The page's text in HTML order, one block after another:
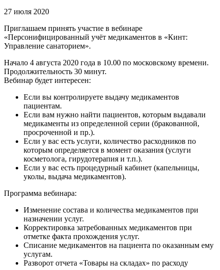
27 июля 2020
Приглашаем принять участие в вебинаре
«Персонифицированный учёт медикаментов в «Кинт:
Управление санаторием».
Начало 4 августа 2020 года в 10.00 по московскому времени.
Продолжительность 30 минут.
Вебинар будет интересен:
Если вы контролируете выдачу медикаментов
пациентам.
Если вам нужно найти пациентов, которым выдавали
медикаменты из определенной серии (бракованной,
просроченной и пр.).
Если у вас есть услуги, количество расходников по
которым определяется в момент оказания (услуги
косметолога, гирудотерапия и т.п.).
Если у вас есть процедурный кабинет (капельницы,
уколы, выдача медикаментов).
Программа вебинара:
Изменение состава и количества медикаментов при
назначении услуг.
Корректировка затребованных медикаментов при
отметке факта прохождения услуг.
Списание медикаментов на пациента по оказанным ему
услугам.
Разворот отчета «Товары на складах» по расходу